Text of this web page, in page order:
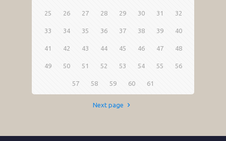
25 26 27 28 29 30 31 32
33 34 35 36 37 38 39 40
41 42 43 44 45 46 47 48
49 50 51 52 53 54 55 56
57 58 59 60 61
Next page